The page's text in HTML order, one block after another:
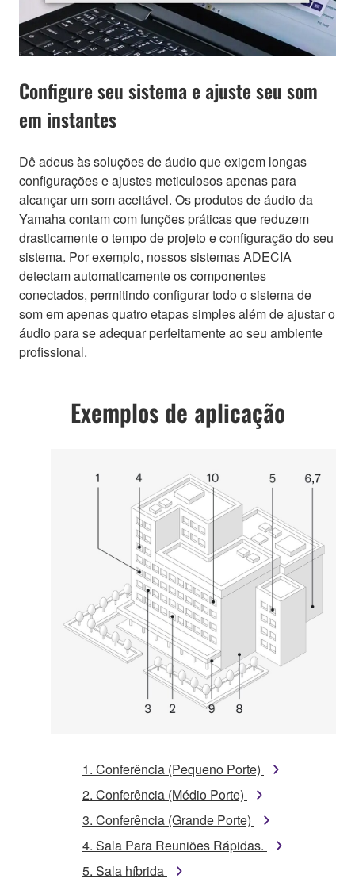
Configure seu sistema e ajuste seu som
em instantes
Dê adeus às soluções de áudio que exigem longas
configurações e ajustes meticulosos apenas para
alcançar um som aceitável. Os produtos de áudio da
Yamaha contam com funções práticas que reduzem
drasticamente o tempo de projeto e configuração do seu
sistema. Por exemplo, nossos sistemas ADECIA
detectam automaticamente os componentes
conectados, permitindo configurar todo o sistema de
som em apenas quatro etapas simples além de ajustar o
áudio para se adequar perfeitamente ao seu ambiente
profissional.
Exemplos de aplicação
1. Conferência (Pequeno Porte)
2. Conferência (Médio Porte)
3. Conferência (Grande Porte)
4. Sala Para Reuniões Rápidas.
5. Sala híbrida